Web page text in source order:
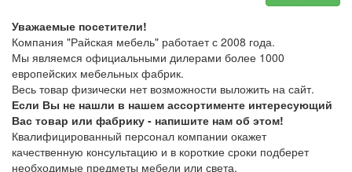
Уважаемые посетители!
Компания "Райская мебель" работает с 2008 года.
Мы являемся официальными дилерами более 1000
европейских мебельных фабрик.
Весь товар физически нет возможности выложить на сайт.
Если Вы не нашли в нашем ассортименте интересующий
Вас товар или фабрику - напишите нам об этом!
Квалифицированный персонал компании окажет
качественную консультацию и в короткие сроки подберет
необходимые предметы мебели или света.